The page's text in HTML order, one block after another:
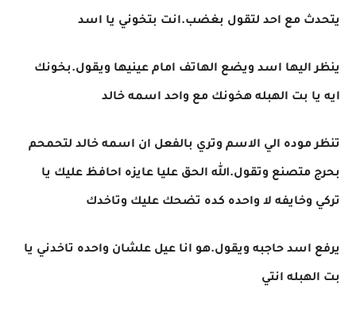
يتحدث مع احد لتقول بغضب.انت بتخوني يا اسد
ينظر اليها اسد ويضع الهاتف امام عينيها ويقول.بخونك
ايه يا بت الهبله هخونك مع واحد اسمه خالد
تنظر موده الي الاسم وتري بالفعل ان اسمه خالد لتحمحم
بحرج متصنع وتقول.الله الحق عليا عايزه احافظ عليك يا
تركي وخايفه لا واحده كده تضحك عليك وتاخدك
يرفع اسد حاجبه ويقول.هو انا عيل علشان واحده تاخدني يا
بت الهبله انتي